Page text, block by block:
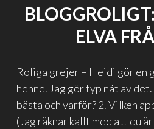
ELVA
Roliga grejer – Heidi gör en
henne. Jag gör typ nåt av
bästa och varför? 2. Vilken
(Jag räknar kallt med att du